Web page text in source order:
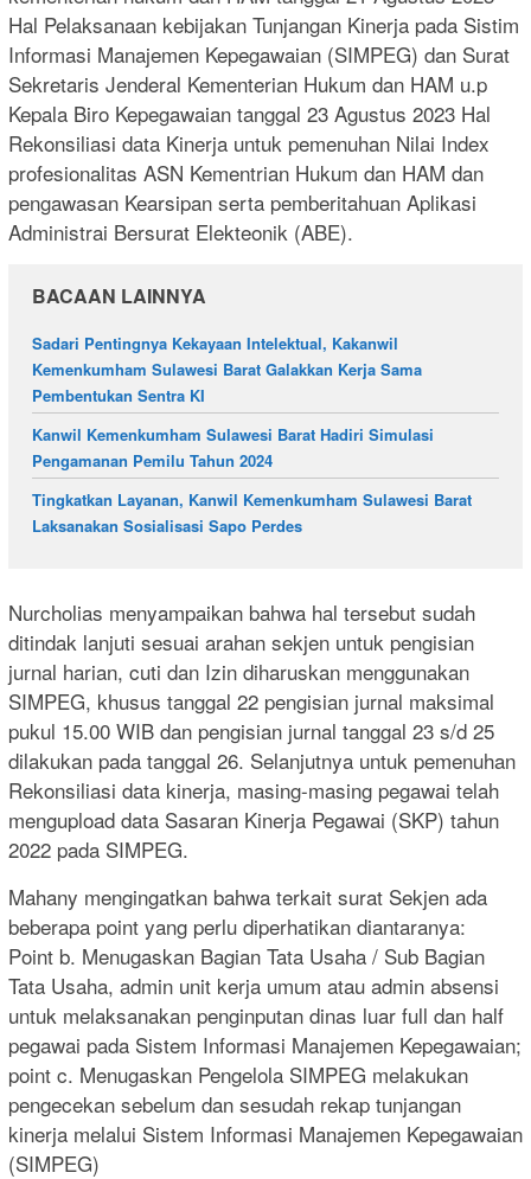
Hal Pelaksanaan kebijakan Tunjangan Kinerja pada Sistim
Informasi Manajemen Kepegawaian (SIMPEG) dan Surat
Sekretaris Jenderal Kementerian Hukum dan HAM u.p
Kepala Biro Kepegawaian tanggal 23 Agustus 2023 Hal
Rekonsiliasi data Kinerja untuk pemenuhan Nilai Index
profesionalitas ASN Kementrian Hukum dan HAM dan
pengawasan Kearsipan serta pemberitahuan Aplikasi
Administrai Bersurat Elekteonik (ABE).
BACAAN LAINNYA
Sadari Pentingnya Kekayaan Intelektual, Kakanwil
Kemenkumham Sulawesi Barat Galakkan Kerja Sama
Pembentukan Sentra KI
Kanwil Kemenkumham Sulawesi Barat Hadiri Simulasi
Pengamanan Pemilu Tahun 2024
Tingkatkan Layanan, Kanwil Kemenkumham Sulawesi Barat
Laksanakan Sosialisasi Sapo Perdes
Nurcholias menyampaikan bahwa hal tersebut sudah
ditindak lanjuti sesuai arahan sekjen untuk pengisian
jurnal harian, cuti dan Izin diharuskan menggunakan
SIMPEG, khusus tanggal 22 pengisian jurnal maksimal
pukul 15.00 WIB dan pengisian jurnal tanggal 23 s/d 25
dilakukan pada tanggal 26. Selanjutnya untuk pemenuhan
Rekonsiliasi data kinerja, masing-masing pegawai telah
mengupload data Sasaran Kinerja Pegawai (SKP) tahun
2022 pada SIMPEG.
Mahany mengingatkan bahwa terkait surat Sekjen ada
beberapa point yang perlu diperhatikan diantaranya:
Point b. Menugaskan Bagian Tata Usaha / Sub Bagian
Tata Usaha, admin unit kerja umum atau admin absensi
untuk melaksanakan penginputan dinas luar full dan half
pegawai pada Sistem Informasi Manajemen Kepegawaian;
point c. Menugaskan Pengelola SIMPEG melakukan
pengecekan sebelum dan sesudah rekap tunjangan
kinerja melalui Sistem Informasi Manajemen Kepegawaian
(SIMPEG)